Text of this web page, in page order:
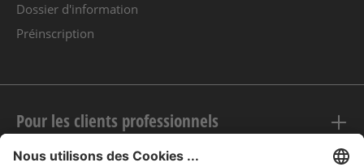
Dossier d'information
Préinscription
Pour les clients professionnels